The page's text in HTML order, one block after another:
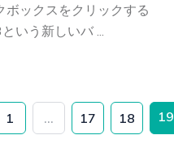
ックスをクリックする
いう新しいバ ...
1 ... 17 18 19